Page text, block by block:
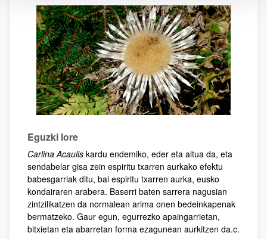
Eguzki lore
Carlina Acaulis kardu endemiko, eder eta altua da, eta
sendabelar gisa zein espiritu txarren aurkako efektu
babesgarriak ditu, bai espiritu txarren aurka, eusko
kondairaren arabera. Baserri baten sarrera nagusian
zintzilikatzen da normalean arima onen bedeinkapenak
bermatzeko. Gaur egun, egurrezko apaingarrietan,
bitxietan eta abarretan forma ezagunean aurkitzen da.c.